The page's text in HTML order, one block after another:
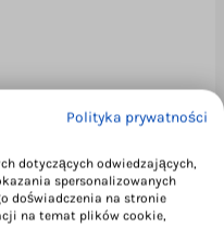
od logo, przez
jednolity obraz.
i zapamiętują
i zwiększoną
Polityka prywatności
dotyczących odwiedzających,
spersonalizowanych
doświadczenia na stronie
na temat plików cookie,